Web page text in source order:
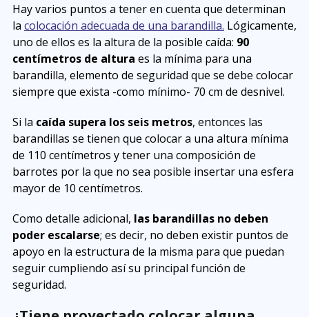
Hay varios puntos a tener en cuenta que determinan
la colocación adecuada de una barandilla. Lógicamente,
uno de ellos es la altura de la posible caída: 90
centímetros de altura es la mínima para una
barandilla, elemento de seguridad que se debe colocar
siempre que exista -como mínimo- 70 cm de desnivel.
Si la caída supera los seis metros, entonces las
barandillas se tienen que colocar a una altura mínima
de 110 centímetros y tener una composición de
barrotes por la que no sea posible insertar una esfera
mayor de 10 centímetros.
Como detalle adicional, las barandillas no deben
poder escalarse; es decir, no deben existir puntos de
apoyo en la estructura de la misma para que puedan
seguir cumpliendo así su principal función de
seguridad.